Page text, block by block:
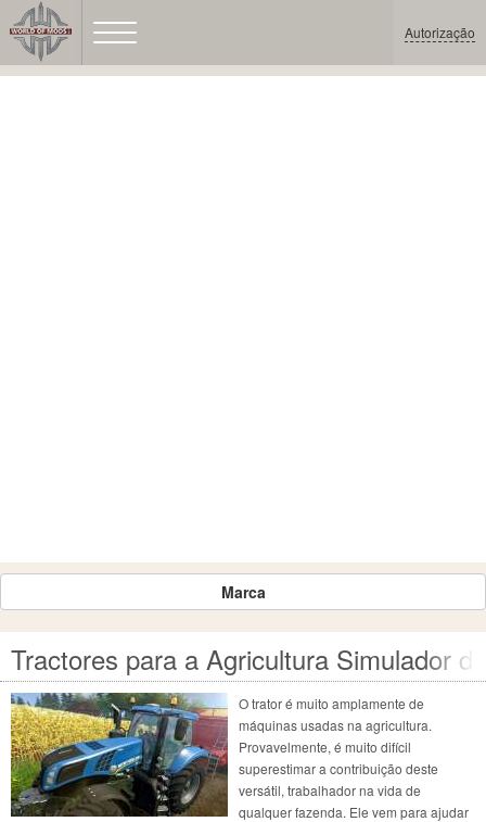
Autorização
Marca
Tractores para a Agricultura Simulador
O trator é muito amplamente de
máquinas usadas na agricultura.
Provavelmente, é muito difícil
superestimar a contribuição deste
versátil, trabalhador na vida de
qualquer fazenda. Ele vem para ajudar